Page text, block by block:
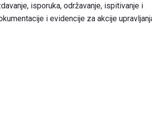
isporuka, održavanje, ispitivanje i
i evidencije za akcije